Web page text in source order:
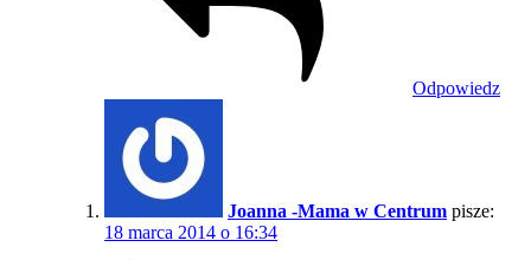
Odpowiedz
Joanna -Mama w Centrum pisze:
18 marca 2014 o 16:34